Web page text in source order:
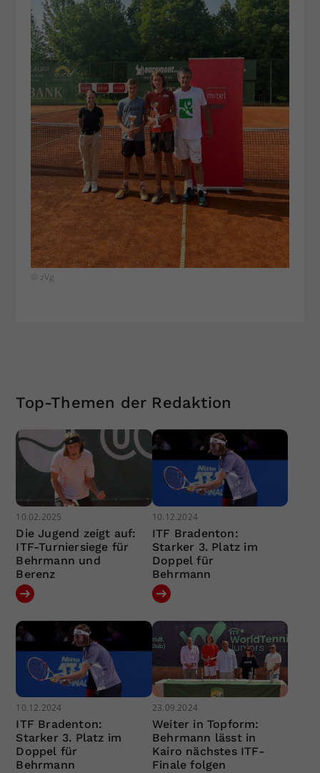
© zVg
Top-Themen der Redaktion
10.02.2025
Die Jugend zeigt auf:
ITF-Turniersiege für
Behrmann und
Berenz
10.12.2024
ITF Bradenton:
Starker 3. Platz im
Doppel für
Behrmann
10.12.2024
ITF Bradenton:
Starker 3. Platz im
Doppel für
Behrmann
23.09.2024
Weiter in Topform:
Behrmann lässt in
Kairo nächstes ITF-
Finale folgen